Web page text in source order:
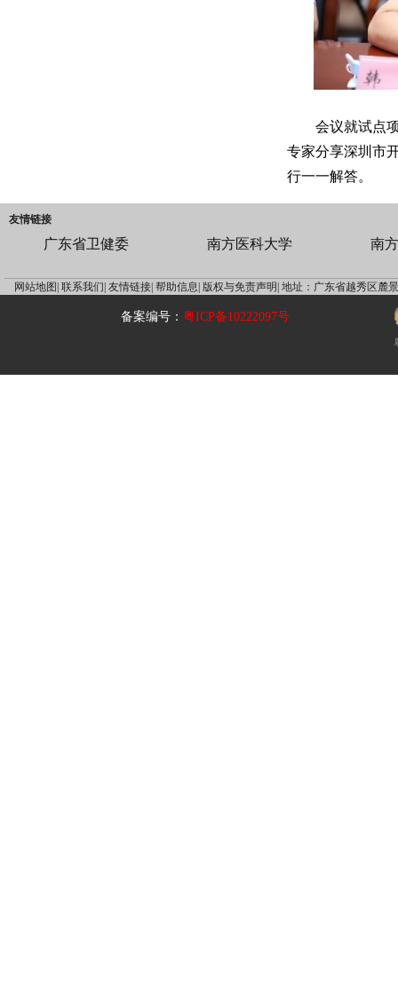
会议就试点
专家分享深圳市
行一一解答。
友情链接
广东省卫健委 南方医科大学 南
网站地图| 联系我们| 友情链接| 帮助信息| 版权与免责声明| 地址：广东省越秀区麓
备案编号：粤ICP备10222097号